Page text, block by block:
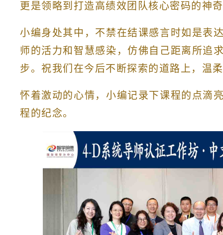
更是领略到打造高绩效团队核心密码的神
小编身处其中，不禁在结课感言时如是表
师的活力和智慧感染，仿佛自己距离所追
步。祝我们在今后不断探索的道路上，温
怀着激动的心情，小编记录下课程的点滴
程的纪念。